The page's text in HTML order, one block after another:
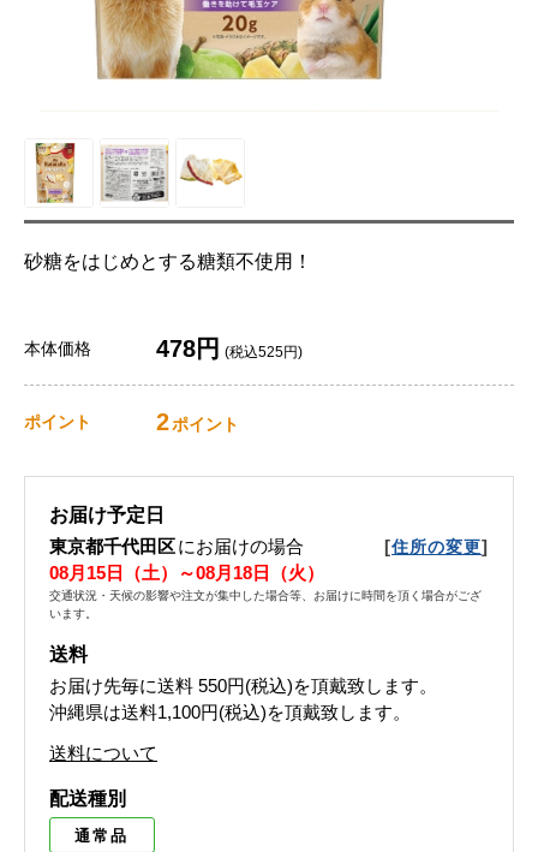
砂糖をはじめとする糖類不使用！
本体価格 478円 (税込525円)
ポイント 2ポイント
お届け予定日
東京都千代田区にお届けの場合 [住所の変更]
08月15日（土）～08月18日（火）
交通状況・天候の影響や注文が集中した場合等、お届けに時間を頂く場合がござ
います。
送料
お届け先毎に送料 550円(税込)を頂戴致します。
沖縄県は送料1,100円(税込)を頂戴致します。
送料について
配送種別
通常品